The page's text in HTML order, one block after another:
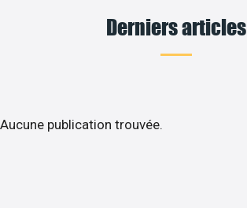
Derniers articles
Aucune publication trouvée.